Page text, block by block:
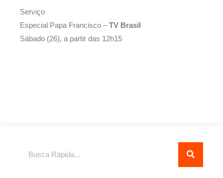
Serviço
Especial Papa Francisco –TV Brasil
Sábado (26), a partir das 12h15